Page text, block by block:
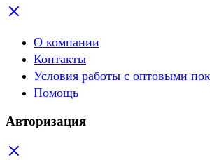
О компании
Контакты
Условия работы с оптовыми
Помощь
Авторизация